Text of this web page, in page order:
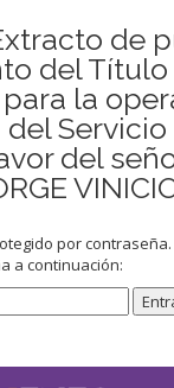
de
del
la
Servicio
del
por
a continuación: